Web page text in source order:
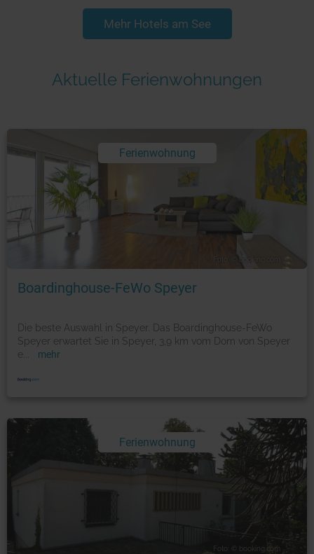
Mehr Hotels am See
Aktuelle Ferienwohnungen
Ferienwohnung
Foto: © booking.com
Boardinghouse-FeWo Speyer
Die beste Auswahl in Speyer. Das Boardinghouse-FeWo
Speyer erwartet Sie in Speyer, 3,9 km vom Dom von Speyer
e
mehr
Ferienwohnung
Foto: © booking.com